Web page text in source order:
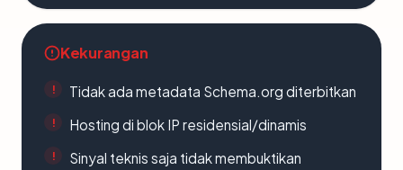
Kekurangan
Tidak ada metadata Schema.org diterbitkan
Hosting di blok IP residensial/dinamis
Sinyal teknis saja tidak membuktikan